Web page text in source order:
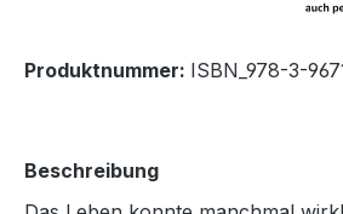
Produktnummer: ISBN_978-3-
Beschreibung